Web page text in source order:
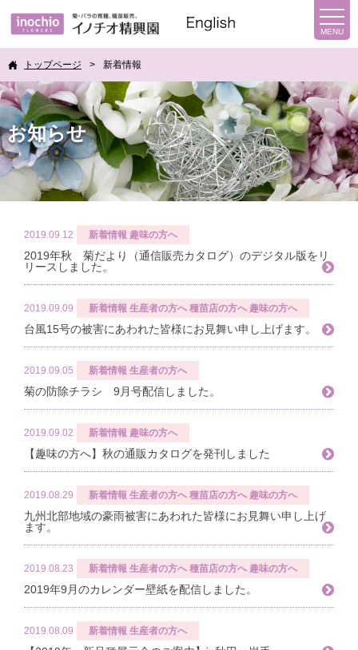
トップページ 新着情報
お知らせ
2019.09.12 新着情報 趣味の方へ
2019年秋 菊だより（通信販売カタログ）のデジタル版をリ
リースしました。
2019.09.09 新着情報 生産者の方へ 種苗店の方へ 趣味の方へ
台風15号の被害にあわれた皆様にお見舞い申し上げます。
2019.09.05 新着情報 生産者の方へ
菊の防除チラシ 9月号配信しました。
2019.09.02 新着情報 趣味の方へ
【趣味の方へ】秋の通販カタログを発刊しました
2019.08.29 新着情報 生産者の方へ 種苗店の方へ 趣味の方へ
九州北部地域の豪雨被害にあわれた皆様にお見舞い申し上げ
ます。
2019.08.23 新着情報 生産者の方へ 種苗店の方へ 趣味の方へ
2019年9月のカレンダー壁紙を配信しました。
2019.08.09 新着情報 生産者の方へ